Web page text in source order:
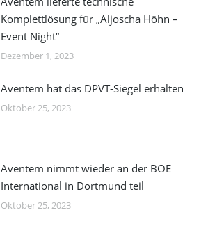
Komplettlösung für „Aljoscha Höhn –
Event Night“
Dezember 1, 2023
Aventem hat das DPVT-Siegel erhalten
Oktober 25, 2023
Aventem nimmt wieder an der BOE
International in Dortmund teil
Oktober 25, 2023